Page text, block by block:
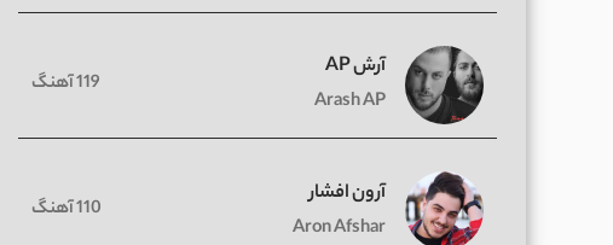
آرش AP
Arash AP
119 آهنگ
آرون افشار
Aron Afshar
110 آهنگ